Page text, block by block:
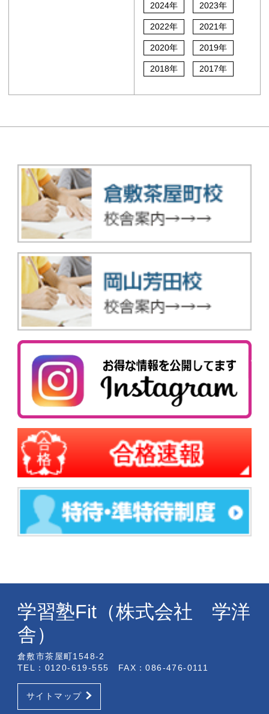
2024年 2023年
2022年 2021年
2020年 2019年
2018年 2017年
学習塾Fit（株式会社 学洋
舎）
倉敷市茶屋町1548-2
TEL：0120-619-555 FAX：086-476-0111
サイトマップ